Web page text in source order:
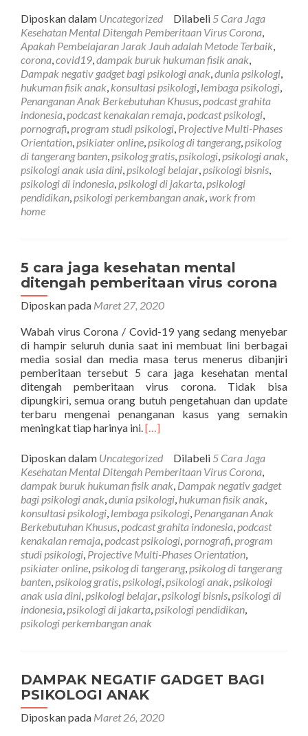
Pembelajaran
Jarak
Jauh
adalah
Metode
Terbaik?
Diposkan dalam Uncategorized Dilabeli 5 Cara Jaga
Kesehatan Mental Ditengah Pemberitaan Virus Corona,
Apakah Pembelajaran Jarak Jauh adalah Metode Terbaik,
corona,covid19,dampak buruk hukuman fisik anak,
Dampak negativ gadget bagi psikologi anak,dunia psikologi,
hukuman fisik anak, konsultasi psikologi, lembaga psikologi,
Penanganan Anak Berkebutuhan Khusus,podcast grahita
indonesia,podcast kenakalan remaja,podcast psikologi,
pornografi,program studi psikologi, Projective Multi-Phases
Orientation,psikiater online,psikolog di tangerang,psikolog
di tangerang banten,psikolog gratis,psikologi,psikologi anak,
psikologi anak usia dini,psikologi belajar,psikologi bisnis,
psikologi di indonesia,psikologi di jakarta,psikologi
pendidikan,psikologi perkembangan anak,work from
home
5 cara jaga kesehatan mental
ditengah pemberitaan virus corona
Diposkan pada Maret 27, 2020
Wabah virus Corona / Covid-19 yang sedang menyebar
di hampir seluruh dunia saat ini membuat lini berbagai
media sosial dan media masa terus menerus dibanjiri
pemberitaan tersebut 5 cara jaga kesehatan mental
ditengah pemberitaan virus corona. Tidak bisa
dipungkiri, semua orang butuh pengetahuan dan update
terbaru mengenai penanganan kasus yang semakin
meningkat tiap harinya ini.Selengkapnya
cara
jaga
kesehatan
mental
ditengah
pemberitaan
virus
corona
[…]
Diposkan dalam Uncategorized Dilabeli 5 Cara Jaga
Kesehatan Mental Ditengah Pemberitaan Virus Corona,
dampak buruk hukuman fisik anak, Dampak negativ gadget
bagi psikologi anak,dunia psikologi, hukuman fisik anak,
konsultasi psikologi, lembaga psikologi, Penanganan Anak
Berkebutuhan Khusus,podcast grahita indonesia,podcast
kenakalan remaja,podcast psikologi,pornografi,program
studi psikologi, Projective Multi-Phases Orientation,
psikiater online,psikolog di tangerang,psikolog di tangerang
banten,psikolog gratis,psikologi,psikologi anak,psikologi
anak usia dini,psikologi belajar,psikologi bisnis,psikologi di
indonesia,psikologi di jakarta,psikologi pendidikan,
psikologi perkembangan anak
DAMPAK NEGATIF GADGET BAGI
PSIKOLOGI ANAK
Diposkan pada Maret 26, 2020